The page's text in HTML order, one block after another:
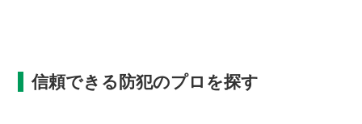
信頼できる防犯のプロを探す